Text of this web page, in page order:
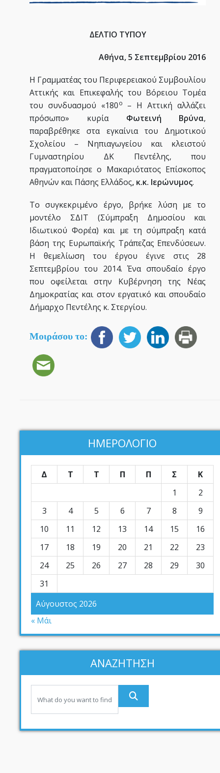
ΔΕΛΤΙΟ ΤΥΠΟΥ
Αθήνα, 5 Σεπτεμβρίου 2016
Η Γραμματέας του Περιφερειακού Συμβουλίου
Αττικής και Επικεφαλής του Βόρειου Τομέα
του συνδυασμού «180ο – Η Αττική αλλάζει
πρόσωπο» κυρία Φωτεινή Βρύνα,
παραβρέθηκε στα εγκαίνια του Δημοτικού
Σχολείου – Νηπιαγωγείου και κλειστού
Γυμναστηρίου ΔΚ Πεντέλης, που
πραγματοποίησε ο Μακαριότατος Επίσκοπος
Αθηνών και Πάσης Ελλάδος, κ.κ. Ιερώνυμος.
Το συγκεκριμένο έργο, βρήκε λύση με το
μοντέλο ΣΔΙΤ (Σύμπραξη Δημοσίου και
Ιδιωτικού Φορέα) και με τη σύμπραξη κατά
βάση της Ευρωπαϊκής Τράπεζας Επενδύσεων.
Η θεμελίωση του έργου έγινε στις 28
Σεπτεμβρίου του 2014. Ένα σπουδαίο έργο
που οφείλεται στην Κυβέρνηση της Νέας
Δημοκρατίας και στον εργατικό και σπουδαίο
Δήμαρχο Πεντέλης κ. Στεργίου.
Μοιράσου το:
ΗΜΕΡΟΛΟΓΙΟ
Αύγουστος 2026
Δ Τ Τ Π Π Σ
Κ
1
2
3
4 5 6 7 8
9
10
11 12 13 14 15
16
17
18 19 20 21 22
23
24
25 26 27 28 29
30
31
« Μάι
ΑΝΑΖΗΤΗΣΗ